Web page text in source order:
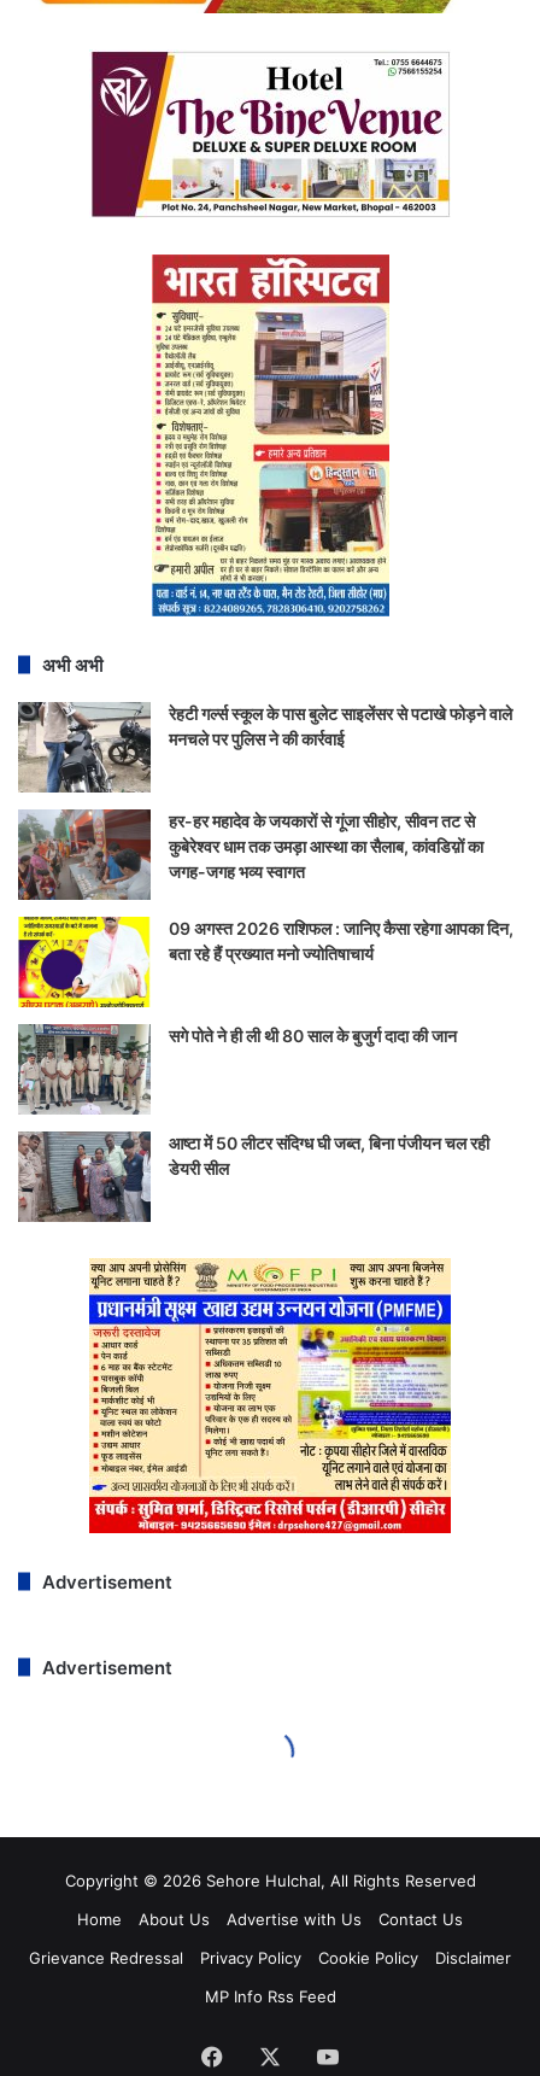
Copyright © 2026 Sehore Hulchal, All Rights Reserved
Home
About Us Advertise with Us
Contact Us
Grievance Redressal
Privacy Policy Cookie Policy
Disclaimer
MP Info Rss Feed
Facebook
Twitter